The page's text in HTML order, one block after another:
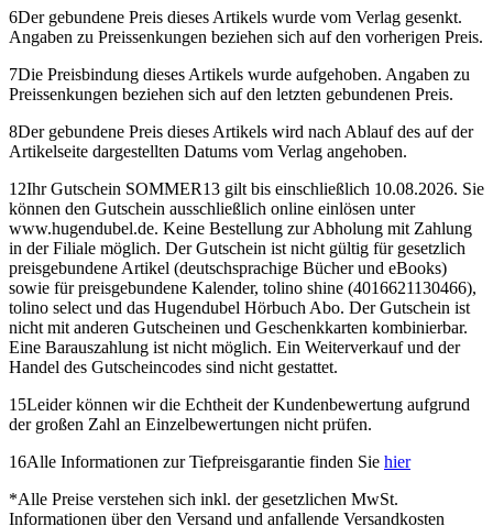
6Der gebundene Preis dieses Artikels wurde vom Verlag gesenkt.
Angaben zu Preissenkungen beziehen sich auf den vorherigen Preis.
7Die Preisbindung dieses Artikels wurde aufgehoben. Angaben zu
Preissenkungen beziehen sich auf den letzten gebundenen Preis.
8Der gebundene Preis dieses Artikels wird nach Ablauf des auf der
Artikelseite dargestellten Datums vom Verlag angehoben.
12Ihr Gutschein SOMMER13 gilt bis einschließlich 10.08.2026. Sie
können den Gutschein ausschließlich online einlösen unter
www.hugendubel.de. Keine Bestellung zur Abholung mit Zahlung
in der Filiale möglich. Der Gutschein ist nicht gültig für gesetzlich
preisgebundene Artikel (deutschsprachige Bücher und eBooks)
sowie für preisgebundene Kalender, tolino shine (4016621130466),
tolino select und das Hugendubel Hörbuch Abo. Der Gutschein ist
nicht mit anderen Gutscheinen und Geschenkkarten kombinierbar.
Eine Barauszahlung ist nicht möglich. Ein Weiterverkauf und der
Handel des Gutscheincodes sind nicht gestattet.
15Leider können wir die Echtheit der Kundenbewertung aufgrund
der großen Zahl an Einzelbewertungen nicht prüfen.
16Alle Informationen zur Tiefpreisgarantie finden Sie hier
*Alle Preise verstehen sich inkl. der gesetzlichen MwSt.
Informationen über den Versand und anfallende Versandkosten